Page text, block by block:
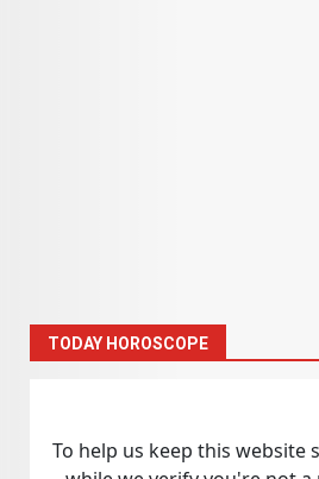
TODAY HOROSCOPE